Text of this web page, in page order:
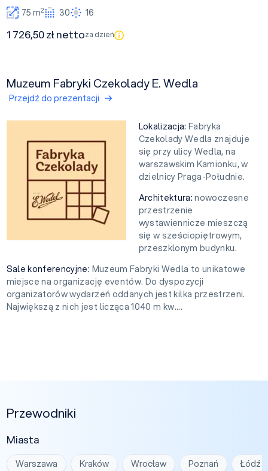
75 m2 30 16
1 726,50 zł nettoza dzień
Muzeum Fabryki Czekolady E. Wedla
Przejdź do prezentacji
Lokalizacja: Fabryka
Czekolady Wedla znajduje
się przy ulicy Wedla, na
warszawskim Kamionku, w
dzielnicy Praga-Południe.
Architektura: nowoczesne
przestrzenie
wystawiennicze mieszczą
się w sześciopiętrowym,
przeszklonym budynku.
Sale konferencyjne: Muzeum Fabryki Wedla to unikatowe
miejsce na organizację eventów. Do dyspozycji
organizatorów wydarzeń oddanych jest kilka przestrzeni.
Największą z nich jest licząca 1040 m kw....
Przewodniki
Miasta
Warszawa Kraków Wrocław Poznań Łódź